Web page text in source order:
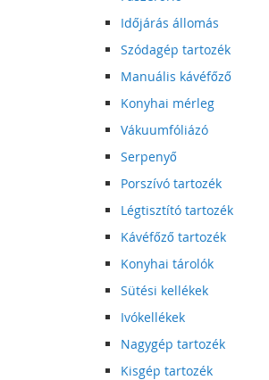
Időjárás állomás
Szódagép tartozék
Manuális kávéfőző
Konyhai mérleg
Vákuumfóliázó
Serpenyő
Porszívó tartozék
Légtisztító tartozék
Kávéfőző tartozék
Konyhai tárolók
Sütési kellékek
Ivókellékek
Nagygép tartozék
Kisgép tartozék